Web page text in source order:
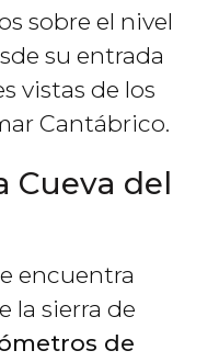
sobre el nivel
su entrada
vistas de los
Cantábrico.
Cueva del
encuentra
la sierra de
de